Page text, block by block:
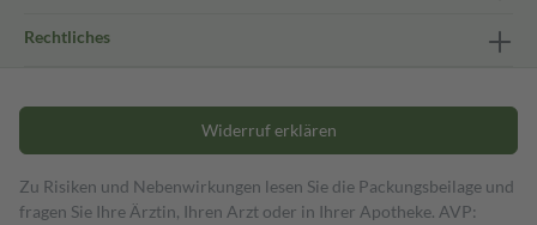
Rechtliches
Widerruf erklären
Zu Risiken und Nebenwirkungen lesen Sie die Packungsbeilage und
fragen Sie Ihre Ärztin, Ihren Arzt oder in Ihrer Apotheke. AVP: